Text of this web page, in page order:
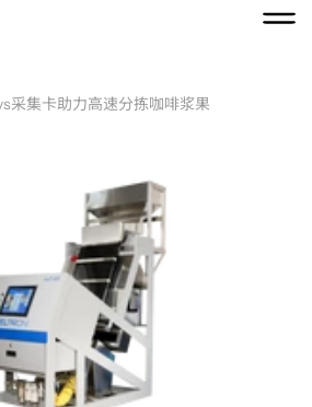
采集卡助力高速分拣咖啡浆果